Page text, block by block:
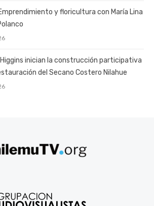
y floricultura con María Lina
inician la construcción participativa
del Secano Costero Nilahue